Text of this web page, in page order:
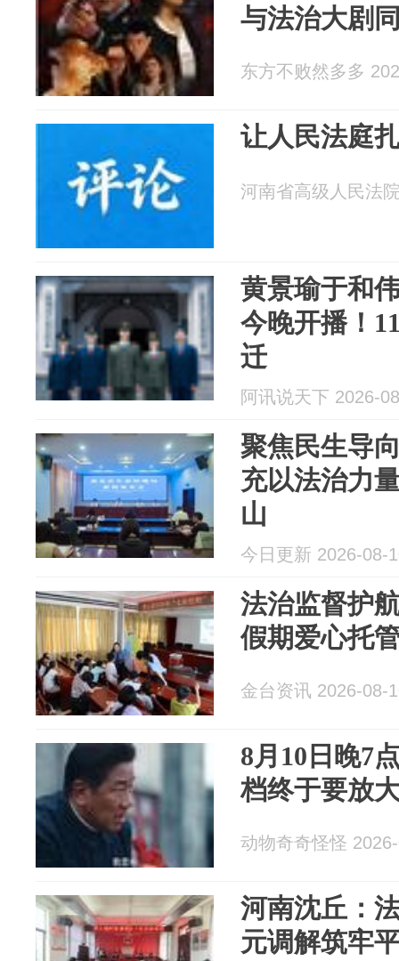
与法治大剧
东方不败然多多
让人民法庭
河南省高级人民法
黄景瑜于和
今晚开播！
迁
阿讯说天下 2026-
聚焦民生导
充以法治力
山
今日更新 2026-08-
法治监督护
假期爱心托
金台资讯 2026-08-
8月10日晚7
档终于要放
动物奇奇怪怪
河南沈丘：
元调解筑牢